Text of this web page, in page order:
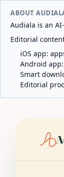
ABOUT
Audiala is an
Editorial
iOS app:
Android app:
Smart
Editorial